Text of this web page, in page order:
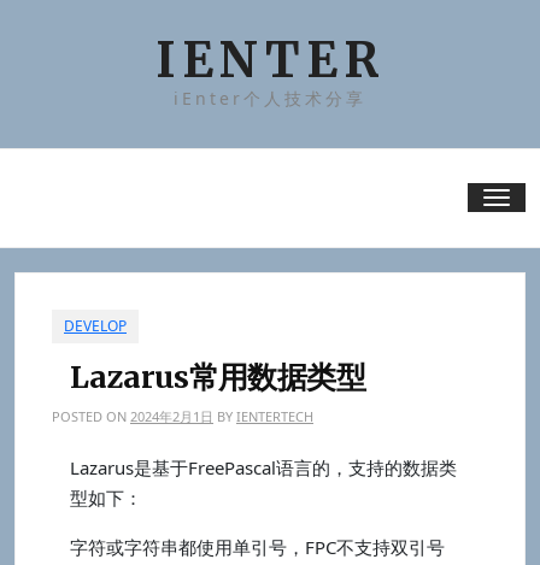
IENTER
iEnter个人技术分享
DEVELOP
Lazarus常用数据类型
POSTED ON 2024年2月1日 BY IENTERTECH
Lazarus是基于FreePascal语言的，支持的数据类
型如下：
字符或字符串都使用单引号，FPC不支持双引号